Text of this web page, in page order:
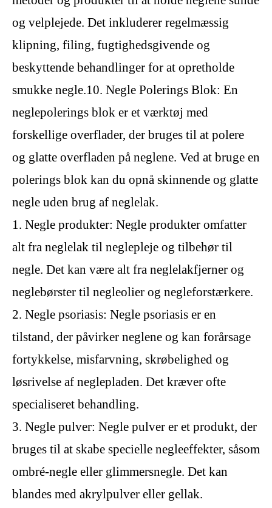
og velplejede. Det inkluderer regelmæssig
klipning, filing, fugtighedsgivende og
beskyttende behandlinger for at opretholde
smukke negle.10. Negle Polerings Blok: En
neglepolerings blok er et værktøj med
forskellige overflader, der bruges til at polere
og glatte overfladen på neglene. Ved at bruge en
polerings blok kan du opnå skinnende og glatte
negle uden brug af neglelak.
1. Negle produkter: Negle produkter omfatter
alt fra neglelak til neglepleje og tilbehør til
negle. Det kan være alt fra neglelakfjerner og
neglebørster til negleolier og negleforstærkere.
2. Negle psoriasis: Negle psoriasis er en
tilstand, der påvirker neglene og kan forårsage
fortykkelse, misfarvning, skrøbelighed og
løsrivelse af neglepladen. Det kræver ofte
specialiseret behandling.
3. Negle pulver: Negle pulver er et produkt, der
bruges til at skabe specielle negleeffekter, såsom
ombré-negle eller glimmersnegle. Det kan
blandes med akrylpulver eller gellak.